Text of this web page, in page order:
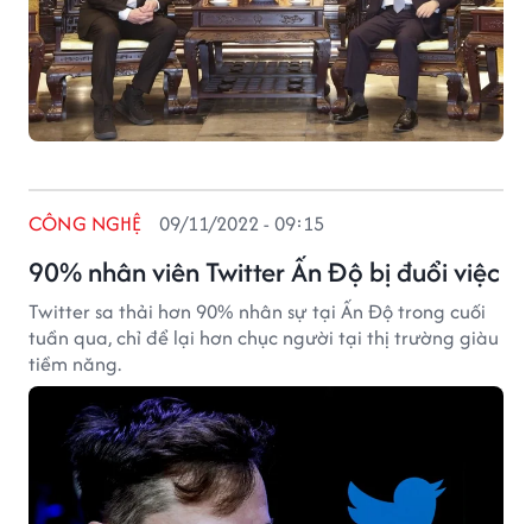
90% nhân viên Twitter Ấn Độ bị đuổi việc
CÔNG NGHỆ 09/11/2022 - 09:15
Twitter sa thải hơn 90% nhân sự tại Ấn Độ trong cuối
tuần qua, chỉ để lại hơn chục người tại thị trường giàu
tiềm năng.